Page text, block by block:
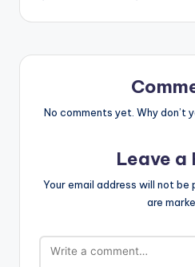
No comments yet. Why don’t
Leave a
Your email address will not be
are